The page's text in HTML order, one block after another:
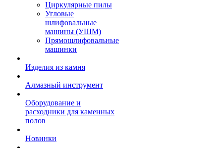
Циркулярные пилы
Угловые
шлифовальные
машины (УШМ)
Прямошлифовальные
машинки
Изделия из камня
Алмазный инструмент
Оборудование и
расходники для каменных
полов
Новинки